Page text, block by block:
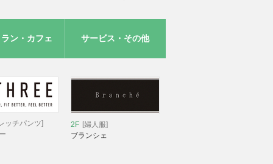
ン・カフェ サービス・その他
ッチパンツ]
2F [婦人服]
ブランシェ